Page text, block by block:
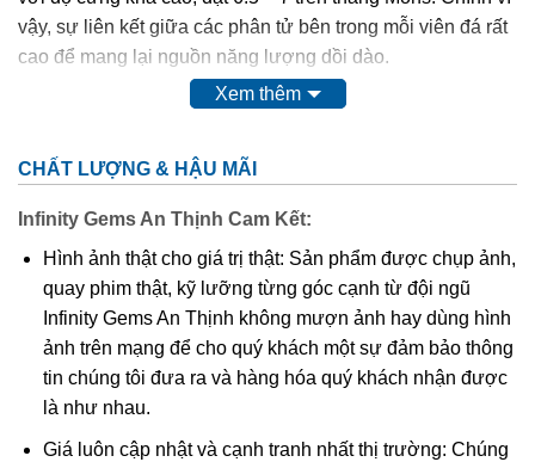
vậy, sự liên kết giữa các phân tử bên trong mỗi viên đá rất
cao để mang lại nguồn năng lượng dồi dào.
Nguồn tài nguyên đá thạch anh tóc được khai thác nhiều ở
chúng ta có thể tìm thấy các mỏ đá này ở Yên Bái, Kontum
Xem thêm
CHẤT LƯỢNG & HẬU MÃI
Infinity Gems An Thịnh Cam Kết:
Hình ảnh thật cho giá trị thật: Sản phẩm được chụp ảnh,
quay phim thật, kỹ lưỡng từng góc cạnh từ đội ngũ
Infinity Gems An Thịnh không mượn ảnh hay dùng hình
ảnh trên mạng để cho quý khách một sự đảm bảo thông
tin chúng tôi đưa ra và hàng hóa quý khách nhận được
là như nhau.
Giá luôn cập nhật và cạnh tranh nhất thị trường: Chúng